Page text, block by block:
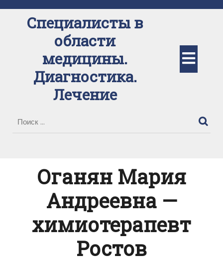
содержимомуСпециалисты в
области
медицины.
Диагностика.
Лечение
Оганян Мария
Андреевна —
химиотерапевт
Ростов